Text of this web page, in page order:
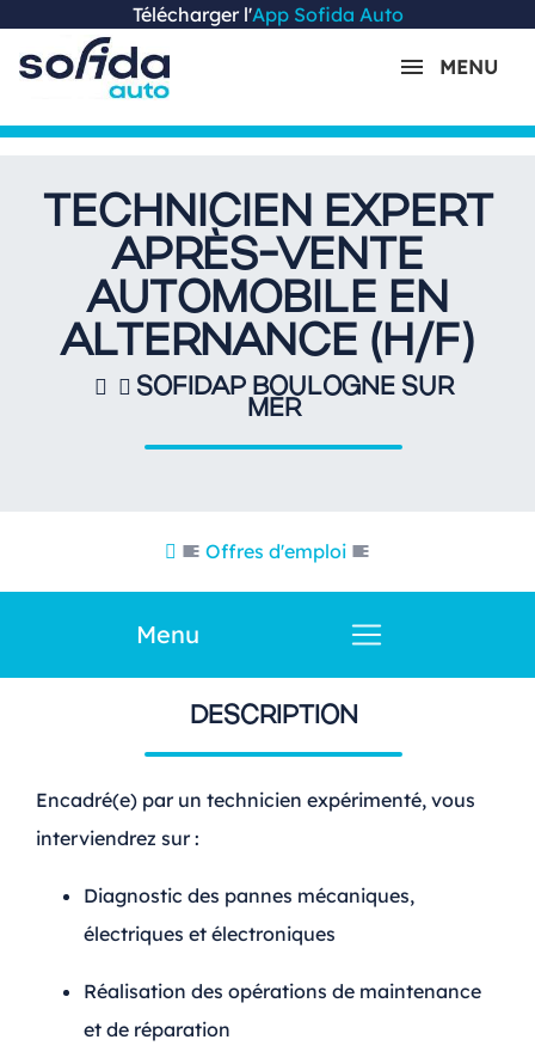
Télécharger l'App Sofida Auto
MENU
TECHNICIEN EXPERT
APRÈS-VENTE
AUTOMOBILE EN
ALTERNANCE (H/F)
SOFIDAP BOULOGNE SUR
MER
Offres d'emploi
Menu
DESCRIPTION
Encadré(e) par un technicien expérimenté, vous
interviendrez sur :
Diagnostic des pannes mécaniques,
électriques et électroniques
Réalisation des opérations de maintenance
et de réparation